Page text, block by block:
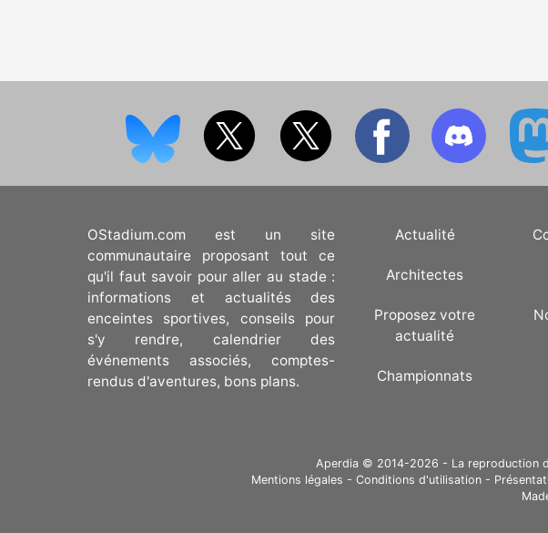
OStadium.com est un site
communautaire proposant tout ce
qu'il faut savoir pour aller au stade :
informations et actualités des
enceintes sportives, conseils pour
s'y rendre, calendrier des
événements associés, comptes-
rendus d'aventures, bons plans.
Actualité
Architectes
Proposez votre
actualité
Championnats
Aperdia © 2014-2026 - La reproduction
Mentions légales - Conditions d'utilisation -